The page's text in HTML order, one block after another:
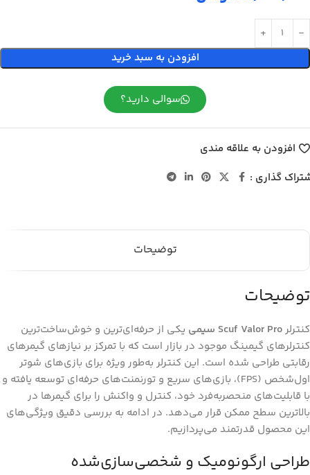
افزودن به سبد خرید
سوالی دارید؟
افزودن به علاقه مندی
گذاری :
توضیحات
توضیحات
کنترلرScuf Valor Pro سیمی
یکی از حرفه‌ای‌ترین و خوش‌ساخت‌ترین
کنترلرهای گیمینگ موجود در بازار است که با تمرکز بر نیازهای گیمرهای
رقابتی طراحی شده است. این کنترلر به‌طور ویژه برای بازی‌های شوتر
اول‌شخص (FPS)، بازی‌های سریع و تورنمنت‌های حرفه‌ای توسعه یافته و
با قابلیت‌های منحصربه‌فرد خود، کنترل و واکنش را برای گیمرها در
بالاترین سطح ممکن قرار می‌دهد. در ادامه به بررسی دقیق ویژگی‌های
این محصول قدرتمند می‌پردازیم.
طراحی ارگونومیک و شخصی‌سازی‌شده